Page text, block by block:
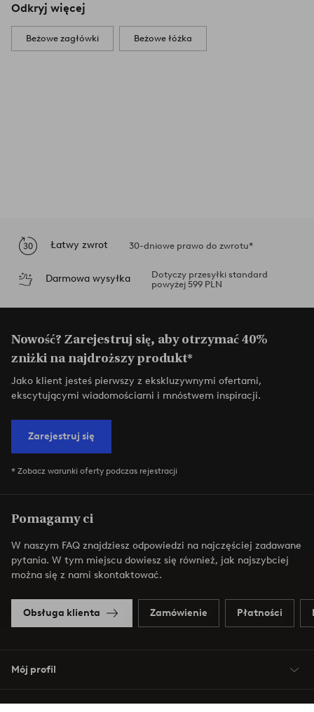
Odkryj więcej
Beżowe zagłówki Beżowe łóżka
Łatwy zwrot 30-dniowe prawo do zwrotu*
Darmowa wysyłka
Dotyczy przesyłki standard
powyżej 599 PLN
Nowość? Zarejestruj się, aby otrzymać 40%
zniżki na najdroższy produkt*
Jako klient jesteś pierwszy z ekskluzywnymi ofertami,
ekscytującymi wiadomościami i mnóstwem inspiracji.
Zarejestruj się
* Zobacz warunki oferty podczas rejestracji
Pomagamy ci
W naszym FAQ znajdziesz odpowiedzi na najczęściej zadawane
pytania. W tym miejscu dowiesz się również, jak najszybciej
można się z nami skontaktować.
Obsługa klienta Zamówienie Płatności
Mój profil